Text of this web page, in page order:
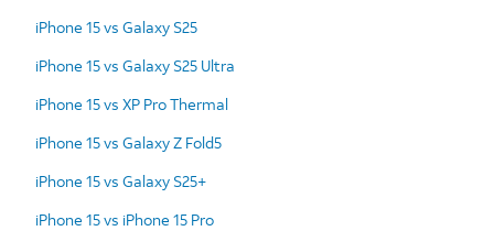
iPhone 15 vs Galaxy S25
iPhone 15 vs Galaxy S25 Ultra
iPhone 15 vs XP Pro Thermal
iPhone 15 vs Galaxy Z Fold5
iPhone 15 vs Galaxy S25+
iPhone 15 vs iPhone 15 Pro